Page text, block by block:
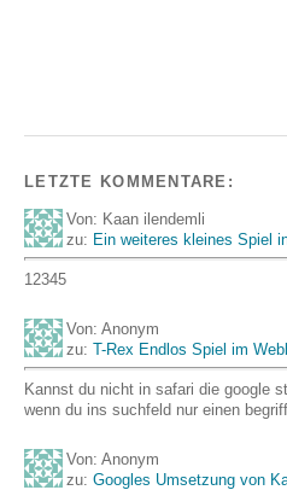
LETZTE KOMMENTARE:
Von: Kaan ilendemli
zu: Ein weiteres kleines Spiel
12345
Von: Anonym
zu: T-Rex Endlos Spiel im
Kannst du nicht in safari die google
wenn du ins suchfeld nur einen
Von: Anonym
zu: Googles Umsetzung von